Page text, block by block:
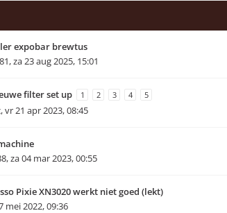
expobar brewtus
,za 23 aug 2025, 15:01
filter set up 1 2 3 4 5
,vr 21 apr 2023, 08:45
,za 04 mar 2023, 00:55
Pixie XN3020 werkt niet goed (lekt)
mei 2022, 09:36